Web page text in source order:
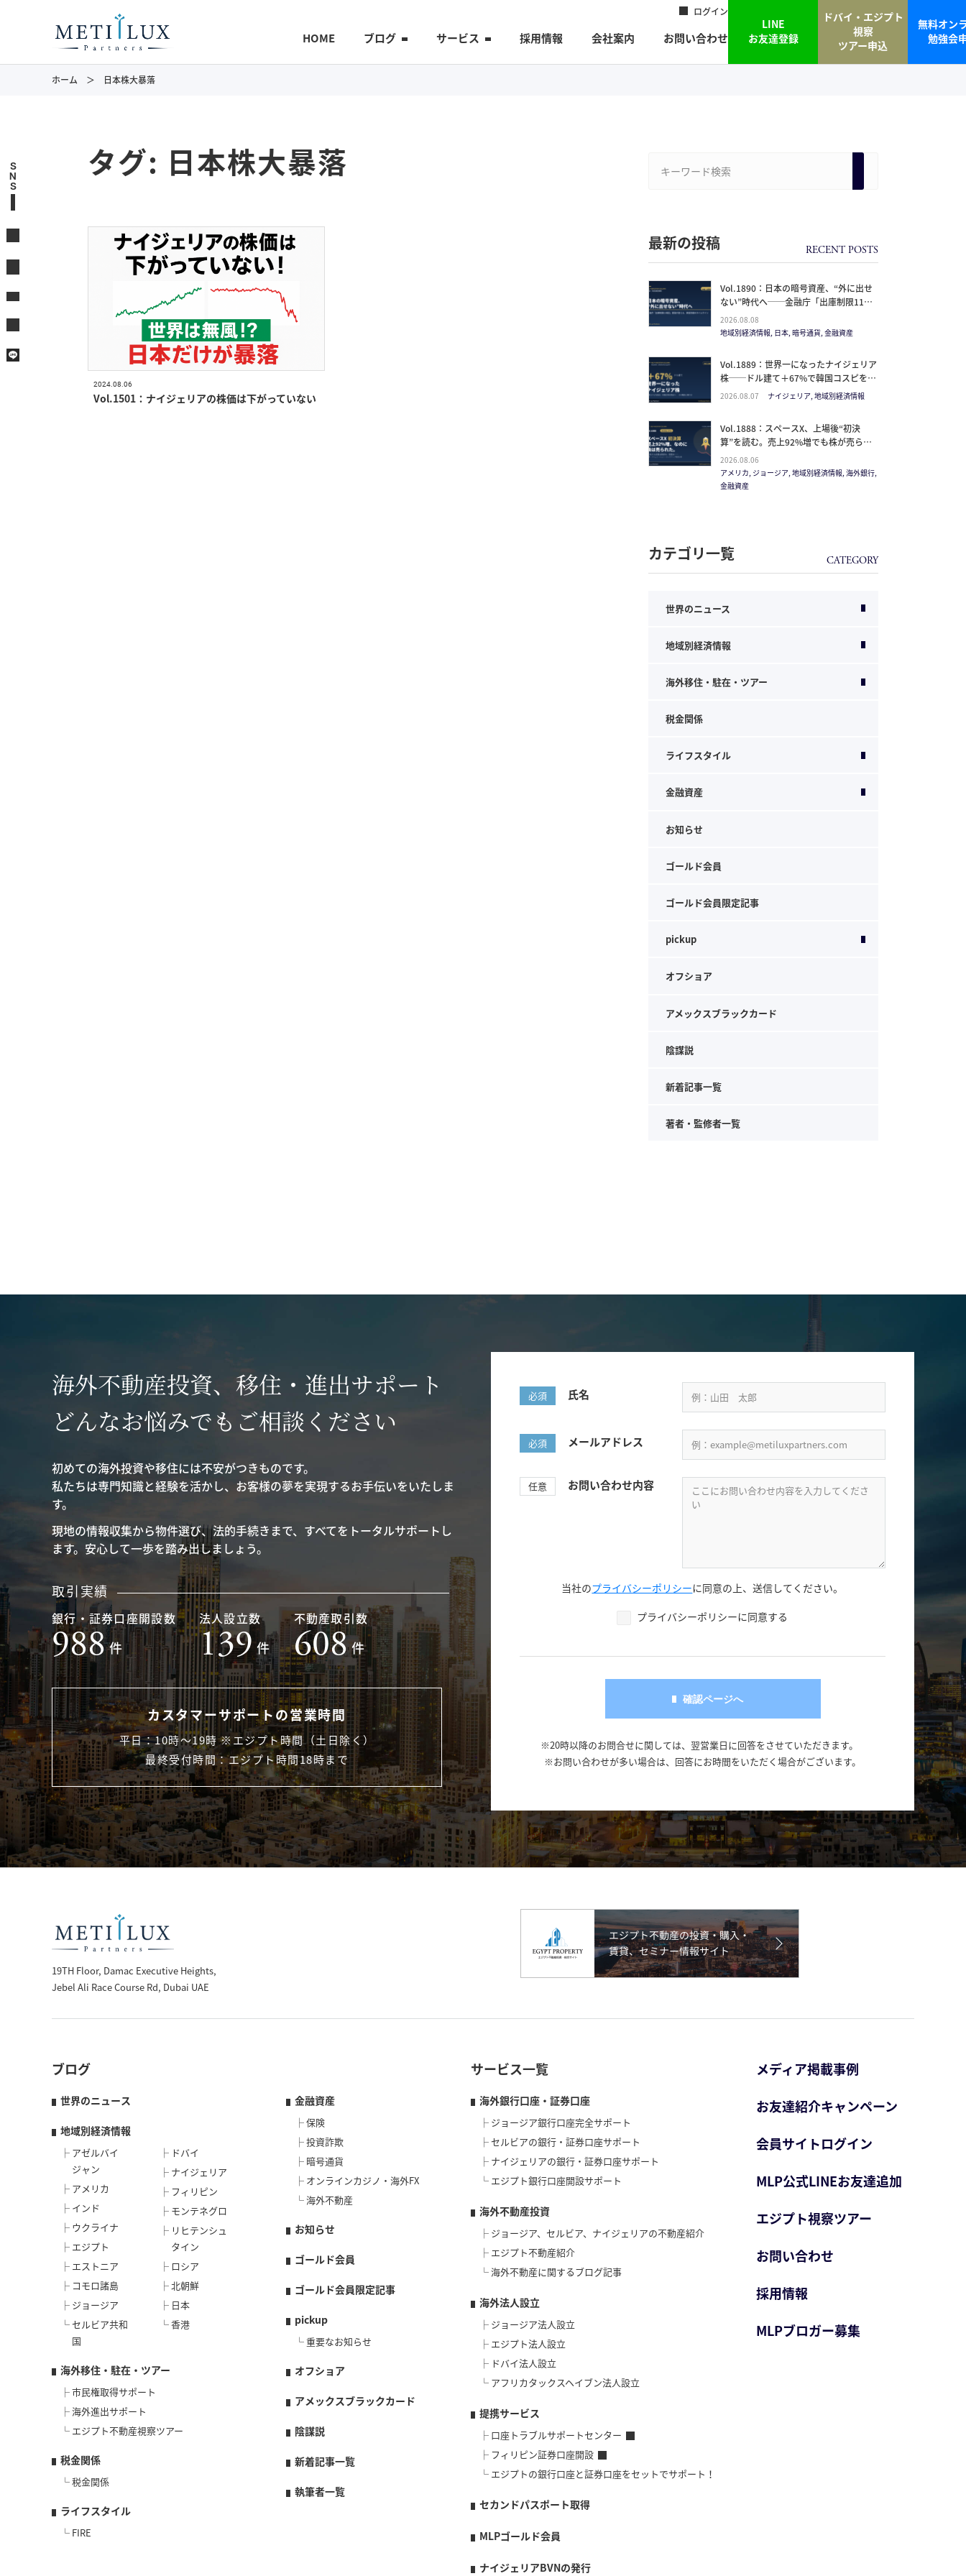
ログイン
HOME ブログ サービス 採用情報 会社案内 お問い合わせ
LINE
お友達登録
ドバイ・エジプト
視察
ツアー申込
無料オン
勉強会
ホーム 日本株大暴落
タグ: 日本株大暴落
2024.08.06
Vol.1501：ナイジェリアの株価は下がっていない
最新の投稿
Vol.1890：日本の暗号資産、“外に出せ
ない”時代へ──金融庁「出庫制限11項
目」要請が変える、資産防衛のタイムラ
イン
2026.08.08
地域別経済情報, 日本, 暗号通貨, 金融資産
Vol.1889：世界一になったナイジェリア
株──ドル建て＋67%で韓国コスピを抜
いた理由と、日本人の乗り方
2026.08.07 ナイジェリア, 地域別経済情報
Vol.1888：スペースX、上場後“初決
算”を読む。売上92%増でも株が売られ
た本当の理由と、1.5兆ドル企業の買い
方。
2026.08.06
アメリカ, ジョージア, 地域別経済情報, 海外銀行,
金融資産
カテゴリ一覧
世界のニュース
地域別経済情報
海外移住・駐在・ツアー
税金関係
ライフスタイル
金融資産
お知らせ
ゴールド会員
ゴールド会員限定記事
pickup
オフショア
アメックスブラックカード
陰謀説
新着記事一覧
著者・監修者一覧
海外不動産投資、移住・進出サポート
どんなお悩みでもご相談ください
初めての海外投資や移住には不安がつきものです。
私たちは専門知識と経験を活かし、お客様の夢を実現するお手伝いをいたしま
す。
現地の情報収集から物件選び、法的手続きまで、すべてをトータルサポートし
ます。安心して一歩を踏み出しましょう。
取引実績
銀行・証券口座開設数
988件
法人設立数
139 件
不動産取引数
608件
カスタマーサポートの営業時間
平日：10時〜19時 ※エジプト時間（土日除く）
最終受付時間：エジプト時間18時まで
必須 氏名
必須 メールアドレス
任意 お問い合わせ内容
当社のプライバシーポリシーに同意の上、送信してください。
プライバシーポリシーに同意する
※20時以降のお問合せに関しては、翌営業日に回答をさせていただきます。
※お問い合わせが多い場合は、回答にお時間をいただく場合がございます。
19TH Floor, Damac Executive Heights,
Jebel Ali Race Course Rd, Dubai UAE
ブログ
世界のニュース
地域別経済情報
アゼルバイ
ジャン
アメリカ
インド
ウクライナ
エジプト
エストニア
コモロ諸島
ジョージア
セルビア共和
国
ドバイ
ナイジェリア
フィリピン
モンテネグロ
リヒテンシュ
タイン
ロシア
北朝鮮
日本
香港
海外移住・駐在・ツアー
市民権取得サポート
海外進出サポート
エジプト不動産視察ツアー
税金関係
税金関係
ライフスタイル
FIRE
金融資産
保険
投資詐欺
暗号通貨
オンラインカジノ・海外FX
海外不動産
お知らせ
ゴールド会員
ゴールド会員限定記事
pickup
重要なお知らせ
オフショア
アメックスブラックカード
陰謀説
新着記事一覧
執筆者一覧
サービス一覧
海外銀行口座・証券口座
ジョージア銀行口座完全サポート
セルビアの銀行・証券口座サポート
ナイジェリアの銀行・証券口座サポート
エジプト銀行口座開設サポート
海外不動産投資
ジョージア、セルビア、ナイジェリアの不動産紹介
エジプト不動産紹介
海外不動産に関するブログ記事
海外法人設立
ジョージア法人設立
エジプト法人設立
ドバイ法人設立
アフリカタックスヘイブン法人設立
提携サービス
口座トラブルサポートセンター
フィリピン証券口座開設
エジプトの銀行口座と証券口座をセットでサポート！
セカンドパスポート取得
MLPゴールド会員
ナイジェリアBVNの発行
メディア掲載事例
お友達紹介キャンペーン
会員サイトログイン
MLP公式LINEお友達追加
エジプト視察ツアー
お問い合わせ
採用情報
MLPブロガー募集
S
N
S